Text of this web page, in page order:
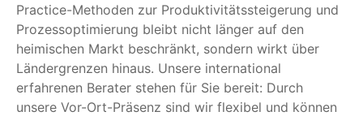
Practice-Methoden zur Produktivitätssteigerung und
Prozessoptimierung bleibt nicht länger auf den
heimischen Markt beschränkt, sondern wirkt über
Ländergrenzen hinaus. Unsere international
erfahrenen Berater stehen für Sie bereit: Durch
unsere Vor-Ort-Präsenz sind wir flexibel und können